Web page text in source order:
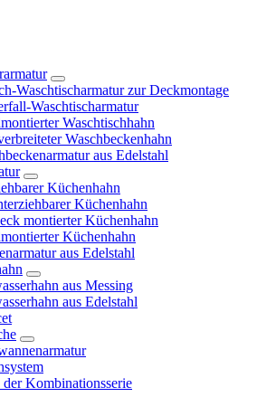
Waschtischarmatur zur Deckmontage
Waschtischarmatur
Waschtischhahn
Waschbeckenhahn
aus Edelstahl
Küchenhahn
Küchenhahn
montierter Küchenhahn
Küchenhahn
aus Edelstahl
aus Messing
aus Edelstahl
der Kombinationsserie